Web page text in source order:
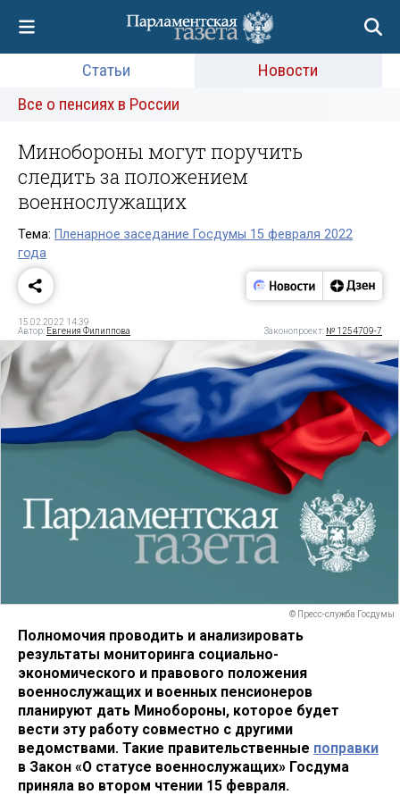
Статьи
Новости
Все о пенсиях в России
Минобороны могут поручить
следить за положением
военнослужащих
Тема: Пленарное заседание Госдумы 15 февраля 2022
года
15.02.2022 14:39
Автор: Евгения Филиппова Законопроект: № 1254709-7
© Пресс-служба Госдумы
Полномочия проводить и анализировать
результаты мониторинга социально-
экономического и правового положения
военнослужащих и военных пенсионеров
планируют дать Минобороны, которое будет
вести эту работу совместно с другими
ведомствами. Такие правительственные поправки
в Закон «О статусе военнослужащих» Госдума
приняла во втором чтении 15 февраля.